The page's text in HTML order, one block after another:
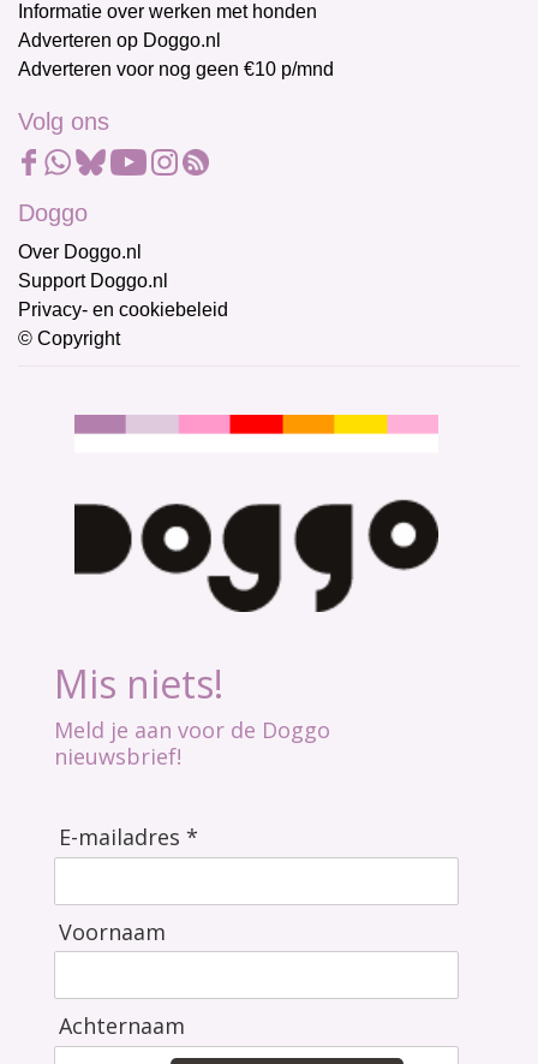
Informatie over werken met honden
Adverteren op Doggo.nl
Adverteren voor nog geen €10 p/mnd
Volg ons
Doggo
Over Doggo.nl
Support Doggo.nl
Privacy- en cookiebeleid
© Copyright
Mis niets!
Meld je aan voor de Doggo
nieuwsbrief!
E-mailadres *
Voornaam
Achternaam